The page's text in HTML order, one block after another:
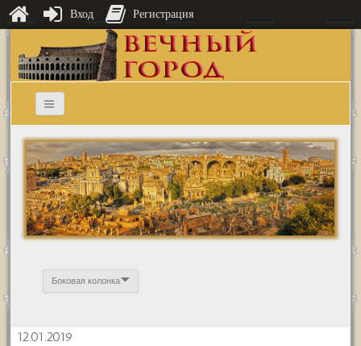
Боковая колонка
12.01.2019
Вход Регистрация